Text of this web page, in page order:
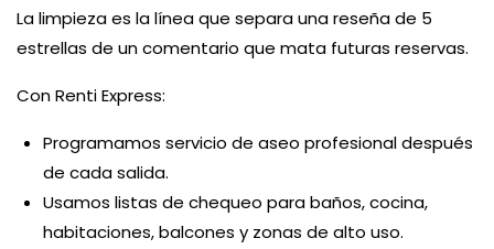
La limpieza es la línea que separa una reseña de 5
estrellas de un comentario que mata futuras reservas.
Con Renti Express:
Programamos servicio de aseo profesional después
de cada salida.
Usamos listas de chequeo para baños, cocina,
habitaciones, balcones y zonas de alto uso.